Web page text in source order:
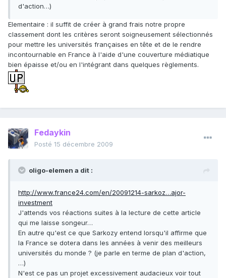
d'action…)
Elementaire : il suffit de créer à grand frais notre propre
classement dont les critères seront soigneusement sélectionnés
pour mettre les universités françaises en tête et de le rendre
incontournable en France à l'aide d'une couverture médiatique
bien épaisse et/ou en l'intégrant dans quelques règlements.
Fedaykin
Posté 15 décembre 2009
oligo-elemen a dit :
http://www.france24.com/en/20091214-sarkoz…ajor-
investment
J'attends vos réactions suites à la lecture de cette article
qui me laisse songeur…
En autre qu'est ce que Sarkozy entend lorsqu'il affirme que
la France se dotera dans les années à venir des meilleurs
universités du monde ? (je parle en terme de plan d'action,
…)
N'est ce pas un projet excessivement audacieux voir tout